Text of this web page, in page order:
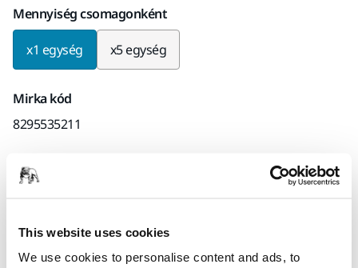
This website uses cookies
We use cookies to personalise content and ads, to
Mennyiség csomagonként
x1 egység x5 egység
Mirka kód
8295535211
Műszaki részletek